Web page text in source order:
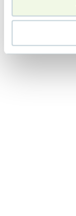
Ajahn Brahm
Jacek Walkiewicz